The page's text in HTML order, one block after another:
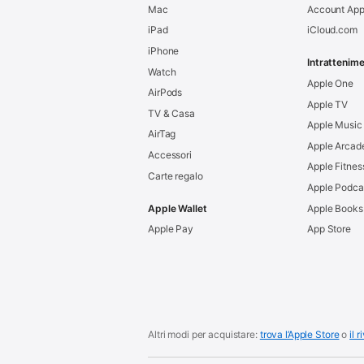
Mac
iPad
iPhone
Watch
AirPods
TV & Casa
AirTag
Accessori
Carte regalo
Apple Wallet
Apple Pay
Account
iCloud.com
Apple One
Apple TV
Apple Music
Apple
Apple
Apple
Apple Books
App Store
Altri modi per acquistare: trova l’Apple Storeoil